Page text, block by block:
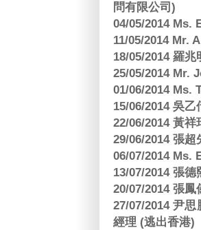
問有限公司)
04/05/2014 Ms.
11/05/2014 Mr.
18/05/2014 羅
25/05/2014 Mr.
01/06/2014 Ms.
15/06/2014 吳
22/06/2014 黃
29/06/2014 張
06/07/2014 Ms.
13/07/2014 張
20/07/2014 張
27/07/2014 尹
經理 (逃出香港)